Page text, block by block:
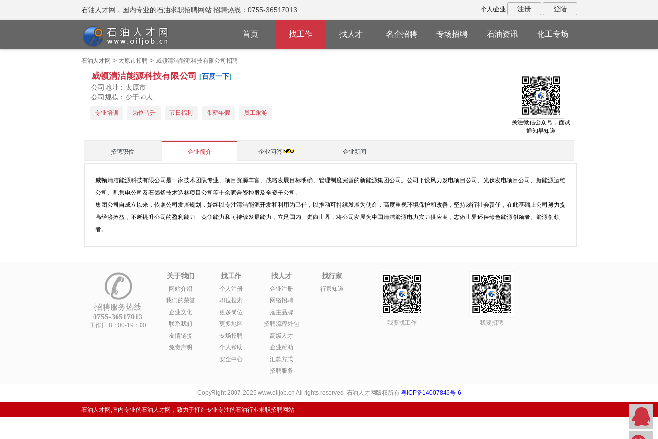
石油人才网，国内专业的石油求职招聘网站 招聘热线：0755-36517013 个人/企业 注册 登陆
首页 找工作 找人才 名企招聘 专场招聘 石油资讯 化工专场
石油人才网 > 太原市招聘> 威顿清洁能源科技有限公司招聘
威顿清洁能源科技有限公司 [百度一下]
公司地址：太原市
公司规模：少于50人
专业培训 岗位晋升 节日福利 带薪年假
员工旅游
关注微信公众号，面试
通知早知道
招聘职位 企业简介 企业问答 企业新闻
威顿清洁能源科技有限公司是一家技术团队专业、项目资源丰富、战略发展目标明确、管理制度完善的新能源集团公司。公司下设风力发电项目公司、光伏发电项目公司、新能源运维
公司、配售电公司及石墨烯技术造林项目公司等十余家合资控股及全资子公司。
集团公司自成立以来，依照公司发展规划，始终以专注清洁能源开发和利用为己任，以推动可持续发展为使命，高度重视环境保护和改善，坚持履行社会责任，在此基础上公司努力提
高经济效益，不断提升公司的盈利能力、竞争能力和可持续发展能力，立足国内、走向世界，将公司发展为中国清洁能源电力实力供应商，志做世界环保绿色能源创领者。能源创领
者。
招聘服务热线
0755-36517013
工作日 8：00-19：00
关于我们
网站介绍
我们的荣誉
企业文化
联系我们
友情链接
免责声明
找工作
个人注册
职位搜索
更多岗位
更多地区
专场招聘
个人帮助
安全中心
找人才
企业注册
网络招聘
雇主品牌
招聘流程外包
高级人才
企业帮助
汇款方式
招聘服务
找行家
行家知道
我要找工作 我要招聘
CopyRight 2007-2025 www.oiljob.cn All rights reserved .石油人才网版权所有 粤ICP备14007846号-6
石油人才网,国内专业的石油人才网，致力于打造专业专注的石油行业求职招聘网站